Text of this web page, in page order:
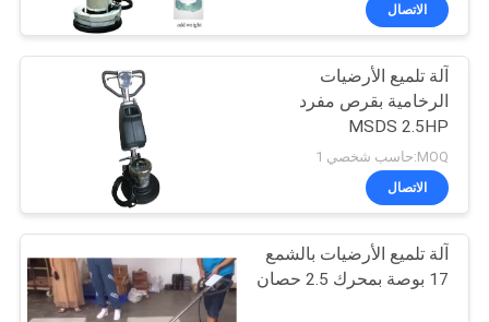
جولة
المعمل
رقابة
جودة
الاتصال
آلة تلميع الأرضيات
الرخامية بقرص مفرد
MSDS 2.5HP
MOQ:حاسب شخصي 1
الاتصال
آلة تلميع الأرضيات بالشمع
17 بوصة بمحرك 2.5 حصان